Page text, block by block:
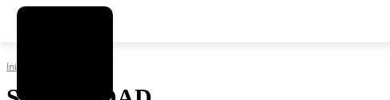
Inicio